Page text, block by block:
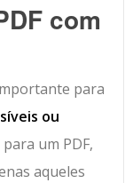
com
para
ou
um PDF,
aqueles